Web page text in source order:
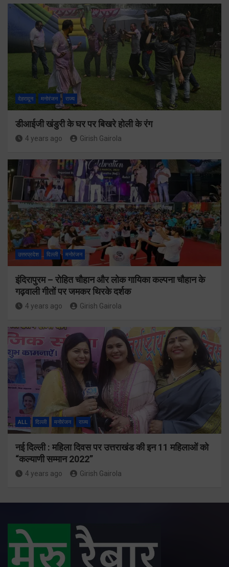
देहरादून मनोरंजन राज्य
डीआईजी खंडुरी के घर पर बिखरे होली के रंग
4 years ago Girish Gairola
उत्तरप्रदेश दिल्ली मनोरंजन
इंदिरापुरम – रोहित चौहान और लोक गायिका कल्पना चौहान के
गढ़वाली गीतों पर जमकर थिरके दर्शक
4 years ago Girish Gairola
ALL दिल्ली मनोरंजन राज्य
नई दिल्ली : महिला दिवस पर उत्तराखंड की इन 11 महिलाओं को
“कल्याणी सम्मान 2022”
4 years ago Girish Gairola